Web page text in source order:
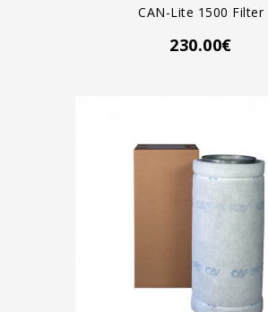
CAN-Lite 1500 Filter
230.00€